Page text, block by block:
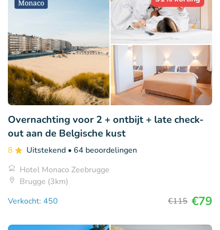
Overnachting voor 2 + ontbijt + late check-
out aan de Belgische kust
8 Uitstekend • 64 beoordelingen
Hotel Monaco Zeebrugge
Brugge (3km)
Verkocht: 450
€115 €79